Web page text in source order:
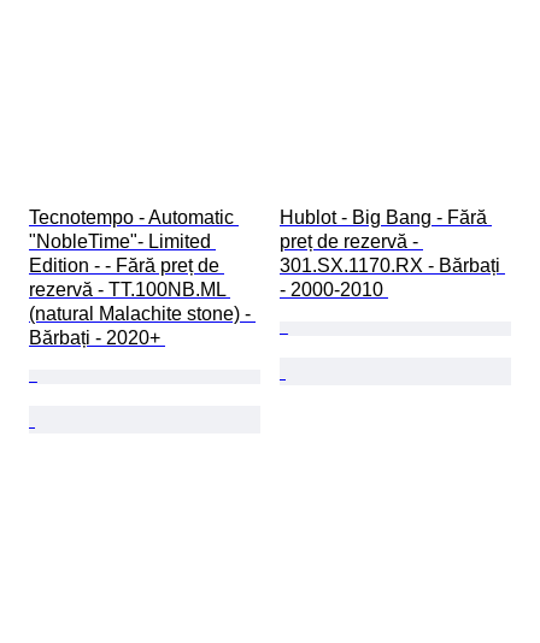
Tecnotempo - Automatic
"NobleTime"- Limited
Edition - - Fără preț de
rezervă - TT.100NB.ML
(natural Malachite stone) -
Bărbați - 2020+
Hublot - Big Bang - Fără
preț de rezervă -
301.SX.1170.RX - Bărbați
- 2000-2010